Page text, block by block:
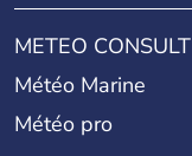
METEO CONSULT
Météo Marine
Météo pro